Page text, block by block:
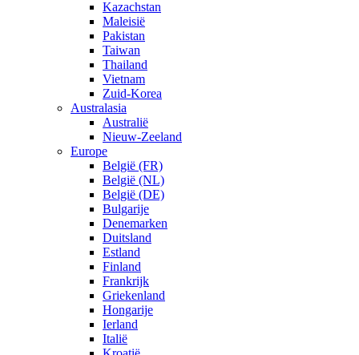
Kazachstan
Maleisië
Pakistan
Taiwan
Thailand
Vietnam
Zuid-Korea
Australasia
Australië
Nieuw-Zeeland
Europe
België (FR)
België (NL)
België (DE)
Bulgarije
Denemarken
Duitsland
Estland
Finland
Frankrijk
Griekenland
Hongarije
Ierland
Italië